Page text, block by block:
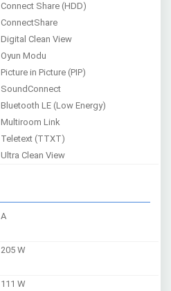
Connect Share (HDD)
ConnectShare
Digital Clean View
Oyun Modu
Picture in Picture (PIP)
SoundConnect
Bluetooth LE (Low Energy)
Multiroom Link
Teletext (TTXT)
Ultra Clean View
A
205 W
111 W